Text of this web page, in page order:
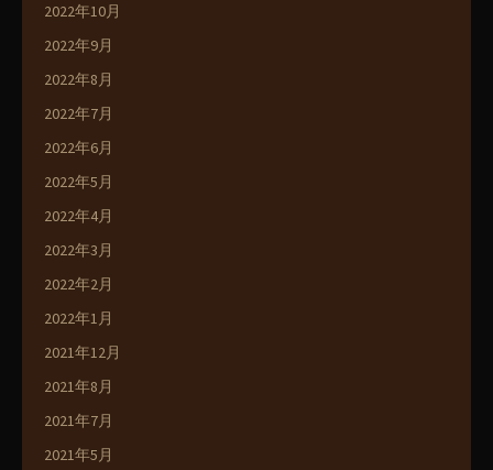
2022年10月
2022年9月
2022年8月
2022年7月
2022年6月
2022年5月
2022年4月
2022年3月
2022年2月
2022年1月
2021年12月
2021年8月
2021年7月
2021年5月